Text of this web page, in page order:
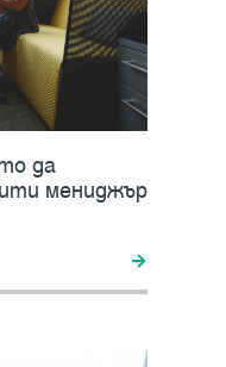
да
мениджър